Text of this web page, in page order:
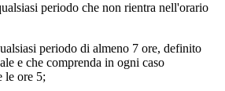
periodo che non rientra nell'orario
periodo di almeno 7 ore, definito
e che comprenda in ogni caso
le ore 5;